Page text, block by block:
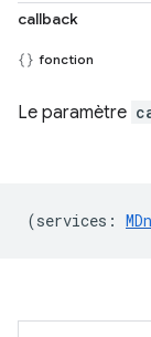
callback
fonction
Le paramètre
(services :